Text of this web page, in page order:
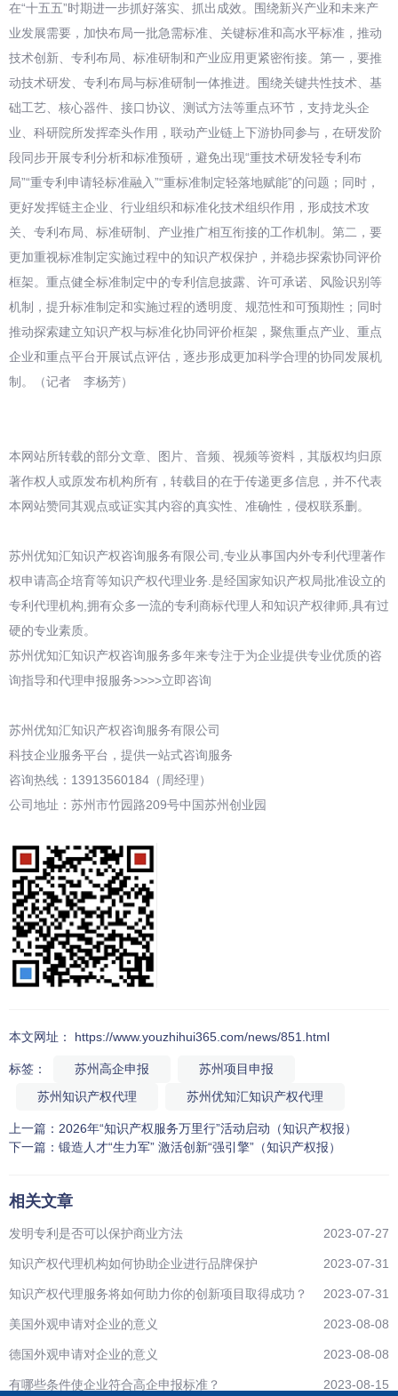
在“十五五”时期进一步抓好落实、抓出成效。围绕新兴产业和未来产
业发展需要，加快布局一批急需标准、关键标准和高水平标准，推动
技术创新、专利布局、标准研制和产业应用更紧密衔接。第一，要推
动技术研发、专利布局与标准研制一体推进。围绕关键共性技术、基
础工艺、核心器件、接口协议、测试方法等重点环节，支持龙头企
业、科研院所发挥牵头作用，联动产业链上下游协同参与，在研发阶
段同步开展专利分析和标准预研，避免出现“重技术研发轻专利布
局”“重专利申请轻标准融入”“重标准制定轻落地赋能”的问题；同时，
更好发挥链主企业、行业组织和标准化技术组织作用，形成技术攻
关、专利布局、标准研制、产业推广相互衔接的工作机制。第二，要
更加重视标准制定实施过程中的知识产权保护，并稳步探索协同评价
框架。重点健全标准制定中的专利信息披露、许可承诺、风险识别等
机制，提升标准制定和实施过程的透明度、规范性和可预期性；同时
推动探索建立知识产权与标准化协同评价框架，聚焦重点产业、重点
企业和重点平台开展试点评估，逐步形成更加科学合理的协同发展机
制。（记者 李杨芳）
本网站所转载的部分文章、图片、音频、视频等资料，其版权均归原
著作权人或原发布机构所有，转载目的在于传递更多信息，并不代表
本网站赞同其观点或证实其内容的真实性、准确性，侵权联系删。
苏州优知汇知识产权咨询服务有限公司,专业从事国内外专利代理著作
权申请高企培育等知识产权代理业务.是经国家知识产权局批准设立的
专利代理机构,拥有众多一流的专利商标代理人和知识产权律师,具有过
硬的专业素质。
苏州优知汇知识产权咨询服务多年来专注于为企业提供专业优质的咨
询指导和代理申报服务>>>>立即咨询
苏州优知汇知识产权咨询服务有限公司
科技企业服务平台，提供一站式咨询服务
咨询热线：13913560184（周经理）
公司地址：苏州市竹园路209号中国苏州创业园
本文网址： https://www.youzhihui365.com/news/851.html
标签： 苏州高企申报
苏州项目申报
苏州知识产权代理
苏州优知汇知识产权代理
上一篇： 2026年“知识产权服务万里行”活动启动（知识产权报）
下一篇： 锻造人才“生力军” 激活创新“强引擎”（知识产权报）
相关文章
2023-07-27
发明专利是否可以保护商业方法
2023-07-31
知识产权代理机构如何协助企业进行品牌保护
2023-07-31
知识产权代理服务将如何助力你的创新项目取得成功？
2023-08-08
美国外观申请对企业的意义
2023-08-08
德国外观申请对企业的意义
2023-08-15
有哪些条件使企业符合高企申报标准？